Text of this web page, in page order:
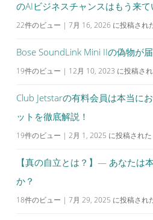
のAIビジネスチャンスはもう来て
22件のビュー | 7月 16, 2026 に投稿され
Bose SoundLink Mini IIの偽物が届
19件のビュー | 12月 10, 2023 に投稿さ
Club Jetstarの有料会員は本当に
ットを徹底解説！
19件のビュー | 2月 1, 2025 に投稿された
【真の自立とは？】— あなたは
か？
18件のビュー | 7月 29, 2025 に投稿され